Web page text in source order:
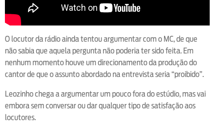
O locutor da rádio ainda tentou argumentar com o MC, de que
não sabia que aquela pergunta não poderia ter sido feita. Em
nenhum momento houve um direcionamento da produção do
cantor de que o assunto abordado na entrevista seria “proibido”.
Leozinho chega a argumentar um pouco fora do estúdio, mas vai
embora sem conversar ou dar qualquer tipo de satisfação aos
locutores.